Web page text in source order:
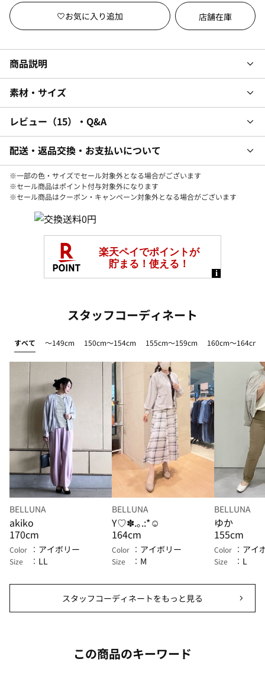
店舗在庫
商品説明
素材・サイズ
レビュー 15 ・Q&A
配送・返品交換・お支払いについて
※一部の色・サイズでセール対象外となる場合がございます
※セール商品はポイント付与対象外になります
※セール商品はクーポン・キャンペーン対象外となる場合がございます
スタッフコーディネート
すべて ～149cm 150cm～154cm 155cm～159cm 160cm～164cm
BELLUNA
akiko
170cm
Color アイボリー
Size LL
BELLUNA
Y♡✽.｡.:*☺︎
164cm
Color アイボリー
Size M
BELLUNA
ゆか
155cm
Color アイ
Size L
スタッフコーディネートをもっと見る
この商品のキーワード